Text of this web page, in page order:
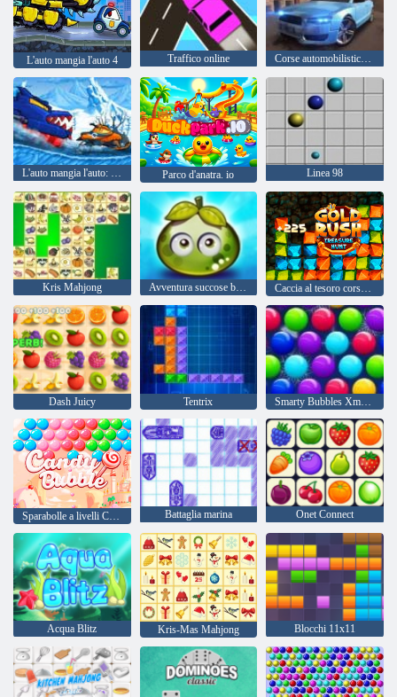
L'auto mangia l'auto 4 Traffico online Corse automobilistiche estreme
L'auto mangia l'auto: avventura invernale Parco d'anatra. io Linea 98
Kris Mahjong Avventura succose bacche Caccia al tesoro corsa all'oro
Dash Juicy Tentrix Smarty Bubbles Xmas Edition
Battaglia marina Onet Connect
Acqua Blitz Kris-Mas Mahjong Blocchi 11x11